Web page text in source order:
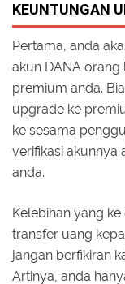
KEUNTUNGAN
Pertama, anda
akun DANA orang
premium anda.
upgrade ke
ke sesama
verifikasi akunnya
anda.
Kelebihan yang
transfer uang
jangan berfikiran
Artinya, anda